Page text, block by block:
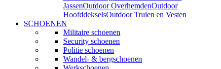
JassenOutdoor OverhemdenOutdoor
HoofddekselsOutdoor Truien en Vesten
SCHOENEN
Militaire schoenen
Security schoenen
Politie schoenen
Wandel- & bergschoenen